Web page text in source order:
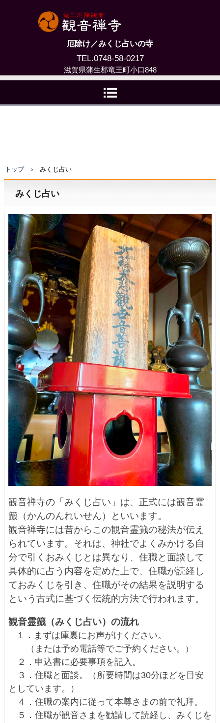
厄除け／みくじ占いの寺
TEL.0748-58-0217
滋賀県蒲生郡竜王町小口848
トップ › みくじ占い
みくじ占い
観音禅寺の「みくじ占い」は、正式には観音霊
籖（かんのんれいせん）といいます。
観音禅寺には昔からこの観音霊籖の秘法が伝え
られています。それは、神社でよくみかける自
分で引くおみくじとは異なり、住職と面談して
具体的に占う内容を定めた上で、住職が読経し
ておみくじを引き、住職がその結果を説明する
という古式に基づく伝統的方法で行われます。
観音霊籖（みくじ占い）の流れ
１．まずは庫裏にお声がけください。
（または予め電話等でご予約ください。
）
２．申込書に必要事項を記入。
３．住職と面談。（所要時間は30分ほどを目安
としています。）
４．住職の案内に従って本尊さまの前で礼拜。
５．住職が観音さまを勧請して読経し、みくじを